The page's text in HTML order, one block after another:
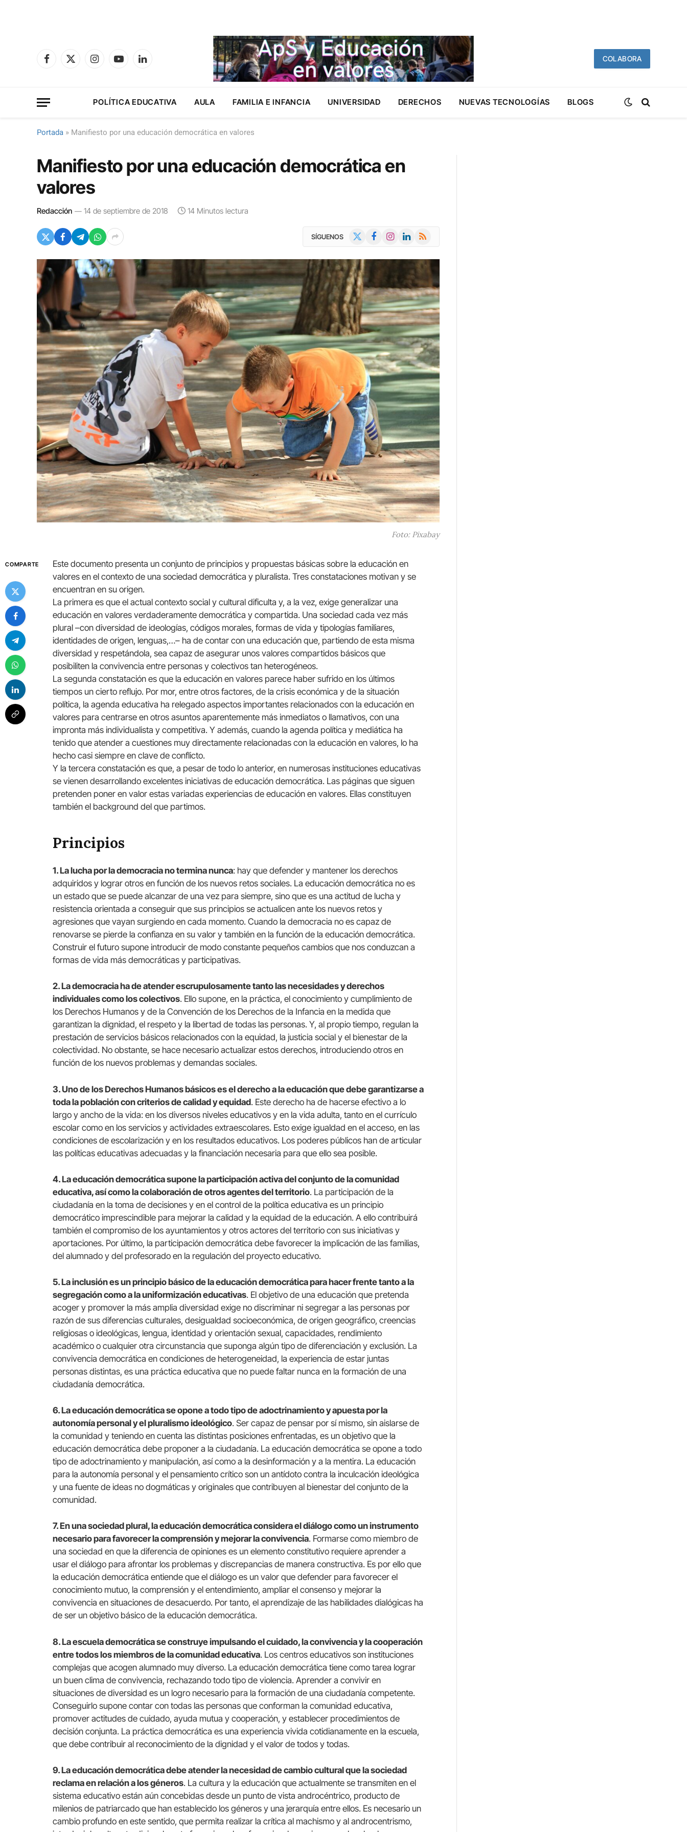
Facebook
X
InstagramYouTubeLinkedIn
COLABORA
POLÍTICA EDUCATIVA AULA FAMILIA E INFANCIA UNIVERSIDAD DERECHOS NUEVAS TECNOLOGÍAS BLOGS
Portada » Manifiesto por una educación democrática en valores
Manifiesto por una educación democrática en
valores
Redacción 14 de septiembre de 2018 14 Minutos lectura
SÍGUENOS FacebookInstagramLinkedIn
RSS
Foto: Pixabay
COMPARTE
Este documento presenta un conjunto de principios y propuestas básicas sobre la educación en
valores en el contexto de una sociedad democrática y pluralista. Tres constataciones motivan y se
encuentran en su origen.
La primera es que el actual contexto social y cultural dificulta y, a la vez, exige generalizar una
educación en valores verdaderamente democrática y compartida. Una sociedad cada vez más
plural –con diversidad de ideologías, códigos morales, formas de vida y tipologías familiares,
identidades de origen, lenguas,…– ha de contar con una educación que, partiendo de esta misma
diversidad y respetándola, sea capaz de asegurar unos valores compartidos básicos que
posibiliten la convivencia entre personas y colectivos tan heterogéneos.
La segunda constatación es que la educación en valores parece haber sufrido en los últimos
tiempos un cierto reflujo. Por mor, entre otros factores, de la crisis económica y de la situación
política, la agenda educativa ha relegado aspectos importantes relacionados con la educación en
valores para centrarse en otros asuntos aparentemente más inmediatos o llamativos, con una
impronta más individualista y competitiva. Y además, cuando la agenda política y mediática ha
tenido que atender a cuestiones muy directamente relacionadas con la educación en valores, lo ha
hecho casi siempre en clave de conflicto.
Y la tercera constatación es que, a pesar de todo lo anterior, en numerosas instituciones educativas
se vienen desarrollando excelentes iniciativas de educación democrática. Las páginas que siguen
pretenden poner en valor estas variadas experiencias de educación en valores. Ellas constituyen
también el background del que partimos.
Principios
1. La lucha por la democracia no termina nunca: hay que defender y mantener los derechos
adquiridos y lograr otros en función de los nuevos retos sociales. La educación democrática no es
un estado que se puede alcanzar de una vez para siempre, sino que es una actitud de lucha y
resistencia orientada a conseguir que sus principios se actualicen ante los nuevos retos y
agresiones que vayan surgiendo en cada momento. Cuando la democracia no es capaz de
renovarse se pierde la confianza en su valor y también en la función de la educación democrática.
Construir el futuro supone introducir de modo constante pequeños cambios que nos conduzcan a
formas de vida más democráticas y participativas.
2. La democracia ha de atender escrupulosamente tanto las necesidades y derechos
individuales como los colectivos. Ello supone, en la práctica, el conocimiento y cumplimiento de
los Derechos Humanos y de la Convención de los Derechos de la Infancia en la medida que
garantizan la dignidad, el respeto y la libertad de todas las personas. Y, al propio tiempo, regulan la
prestación de servicios básicos relacionados con la equidad, la justicia social y el bienestar de la
colectividad. No obstante, se hace necesario actualizar estos derechos, introduciendo otros en
función de los nuevos problemas y demandas sociales.
3. Uno de los Derechos Humanos básicos es el derecho a la educación que debe garantizarse a
toda la población con criterios de calidad y equidad. Este derecho ha de hacerse efectivo a lo
largo y ancho de la vida: en los diversos niveles educativos y en la vida adulta, tanto en el currículo
escolar como en los servicios y actividades extraescolares. Esto exige igualdad en el acceso, en las
condiciones de escolarización y en los resultados educativos. Los poderes públicos han de articular
las políticas educativas adecuadas y la financiación necesaria para que ello sea posible.
4. La educación democrática supone la participación activa del conjunto de la comunidad
educativa, así como la colaboración de otros agentes del territorio. La participación de la
ciudadanía en la toma de decisiones y en el control de la política educativa es un principio
democrático imprescindible para mejorar la calidad y la equidad de la educación. A ello contribuirá
también el compromiso de los ayuntamientos y otros actores del territorio con sus iniciativas y
aportaciones. Por último, la participación democrática debe favorecer la implicación de las familias,
del alumnado y del profesorado en la regulación del proyecto educativo.
5. La inclusión es un principio básico de la educación democrática para hacer frente tanto a la
segregación como a la uniformización educativas. El objetivo de una educación que pretenda
acoger y promover la más amplia diversidad exige no discriminar ni segregar a las personas por
razón de sus diferencias culturales, desigualdad socioeconómica, de origen geográfico, creencias
religiosas o ideológicas, lengua, identidad y orientación sexual, capacidades, rendimiento
académico o cualquier otra circunstancia que suponga algún tipo de diferenciación y exclusión. La
convivencia democrática en condiciones de heterogeneidad, la experiencia de estar juntas
personas distintas, es una práctica educativa que no puede faltar nunca en la formación de una
ciudadanía democrática.
6. La educación democrática se opone a todo tipo de adoctrinamiento y apuesta por la
autonomía personal y el pluralismo ideológico. Ser capaz de pensar por sí mismo, sin aislarse de
la comunidad y teniendo en cuenta las distintas posiciones enfrentadas, es un objetivo que la
educación democrática debe proponer a la ciudadanía. La educación democrática se opone a todo
tipo de adoctrinamiento y manipulación, así como a la desinformación y a la mentira. La educación
para la autonomía personal y el pensamiento crítico son un antídoto contra la inculcación ideológica
y una fuente de ideas no dogmáticas y originales que contribuyen al bienestar del conjunto de la
comunidad.
7. En una sociedad plural, la educación democrática considera el diálogo como un instrumento
necesario para favorecer la comprensión y mejorar la convivencia. Formarse como miembro de
una sociedad en que la diferencia de opiniones es un elemento constitutivo requiere aprender a
usar el diálogo para afrontar los problemas y discrepancias de manera constructiva. Es por ello que
la educación democrática entiende que el diálogo es un valor que defender para favorecer el
conocimiento mutuo, la comprensión y el entendimiento, ampliar el consenso y mejorar la
convivencia en situaciones de desacuerdo. Por tanto, el aprendizaje de las habilidades dialógicas ha
de ser un objetivo básico de la educación democrática.
8. La escuela democrática se construye impulsando el cuidado, la convivencia y la cooperación
entre todos los miembros de la comunidad educativa. Los centros educativos son instituciones
complejas que acogen alumnado muy diverso. La educación democrática tiene como tarea lograr
un buen clima de convivencia, rechazando todo tipo de violencia. Aprender a convivir en
situaciones de diversidad es un logro necesario para la formación de una ciudadanía competente.
Conseguirlo supone contar con todas las personas que conforman la comunidad educativa,
promover actitudes de cuidado, ayuda mutua y cooperación, y establecer procedimientos de
decisión conjunta. La práctica democrática es una experiencia vivida cotidianamente en la escuela,
que debe contribuir al reconocimiento de la dignidad y el valor de todos y todas.
9. La educación democrática debe atender la necesidad de cambio cultural que la sociedad
reclama en relación a los géneros. La cultura y la educación que actualmente se transmiten en el
sistema educativo están aún concebidas desde un punto de vista androcéntrico, producto de
milenios de patriarcado que han establecido los géneros y una jerarquía entre ellos. Es necesario un
cambio profundo en este sentido, que permita realizar la crítica al machismo y al androcentrismo,